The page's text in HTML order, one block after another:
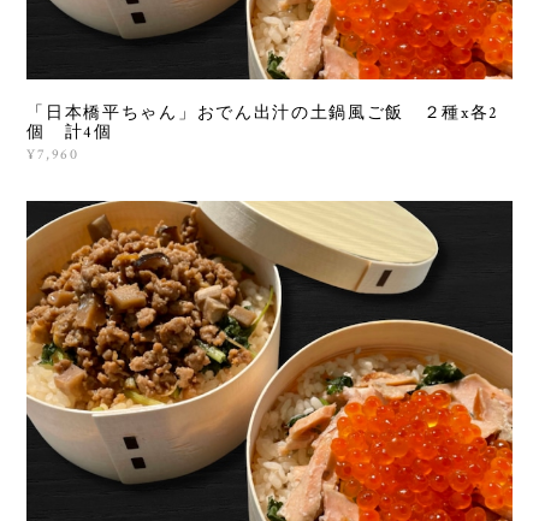
「日本橋平ちゃん」おでん出汁の土鍋風ご飯 ２種x各2
個 計4個
¥7,960